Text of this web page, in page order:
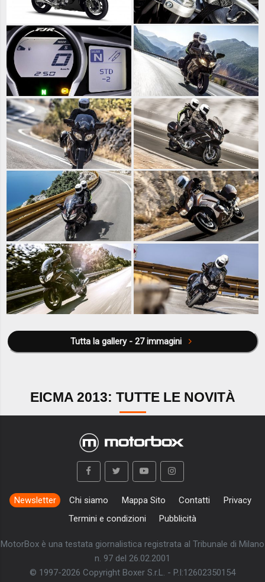
Tutta la gallery - 27 immagini
EICMA 2013: TUTTE LE NOVITÀ
Newsletter Chi siamo Mappa Sito Contatti
Privacy
Termini e condizioni
Pubblicità
MotorBox è una testata giornalistica registrata al Tribunale di Milano
n. 97 del 26.02.2001
© 1997-2026 Copyright Boxer S.r.L. - P.I:12602350154